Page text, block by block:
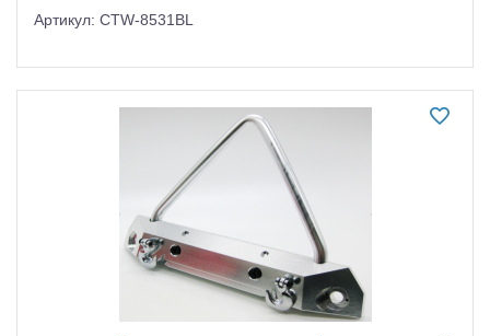
Артикул: CTW-8531BL